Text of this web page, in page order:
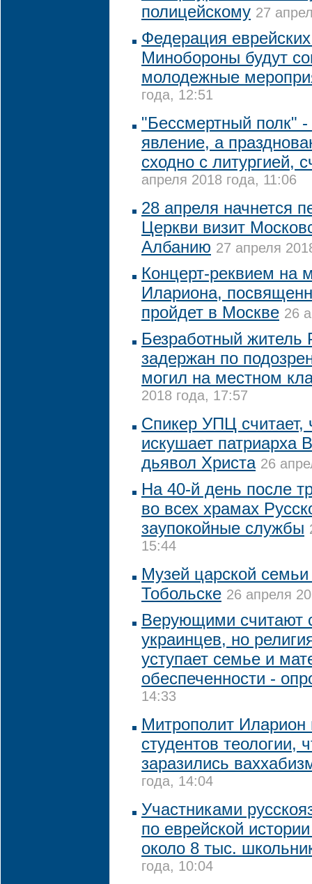
полицейскому 27
Федерация
Минобороны будут
молодежные
года, 12:51
"Бессмертный полк" -
явление, а
сходно с литургией,
апреля 2018 года, 11:06
28 апреля начнется
Церкви визит
Албанию 27 апреля
Концерт-реквием на
Илариона,
пройдет в Москве 26
Безработный житель
задержан по
могил на местном
2018 года, 17:57
Спикер УПЦ считает,
искушает патриарха
дьявол Христа 26
На 40-й день после
во всех храмах
заупокойные службы
15:44
Музей царской
Тобольске 26 апреля
Верующими считают
украинцев, но
уступает семье и
обеспеченности -
14:33
Митрополит Иларион
студентов теологии,
заразились
года, 14:04
Участниками
по еврейской
около 8 тыс.
года, 10:04